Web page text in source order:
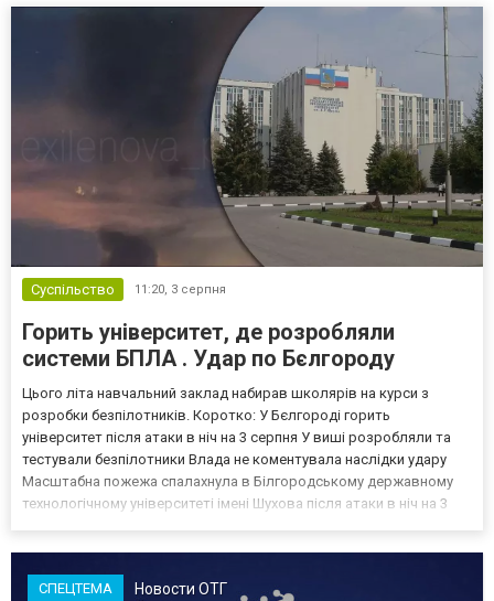
Суспільство 11:20, 3 серпня
Горить університет, де розробляли
системи БПЛА . Удар по Бєлгороду
Цього літа навчальний заклад набирав школярів на курси з
розробки безпілотників. Коротко: У Бєлгороді горить
університет після атаки в ніч на 3 серпня У виші розробляли та
тестували безпілотники Влада не коментувала наслідки удару
Масштабна пожежа спалахнула в Білгородському державному
технологічному університеті імені Шухова після атаки в ніч на 3
СПЕЦТЕМА Новости ОТГ